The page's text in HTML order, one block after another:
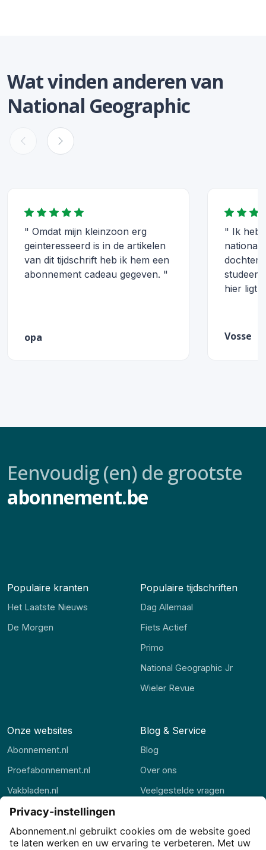
Wat vinden anderen van
National Geographic
" Omdat mijn kleinzoon erg
geinteresseerd is in de artikelen
van dit tijdschrift heb ik hem een
abonnement cadeau gegeven. "
opa
" Ik heb
national
dochter
studeert
hier ligt
Vosse
Eenvoudig (en) de grootste
abonnement.be
Populaire kranten
Het Laatste Nieuws
De Morgen
Populaire tijdschriften
Dag Allemaal
Fiets Actief
Primo
National Geographic Jr
Wieler Revue
Onze websites
Abonnement.nl
Proefabonnement.nl
Vakbladen.nl
Abonnement.be
Thuisstudie.nl
Blog & Service
Blog
Over ons
Veelgestelde vragen